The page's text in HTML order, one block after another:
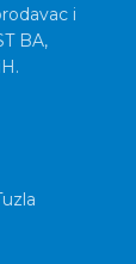
i
BA,